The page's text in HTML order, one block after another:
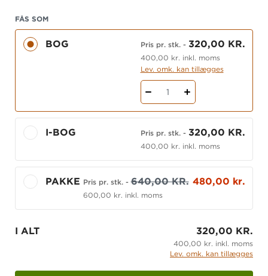
planlægge aktiviteter, håndtere konflikter og
dokumentere dit arbejde og at samarbejde med
kolleger og forældre.
Når du fortsætter på hovedforløbet, bygger du
videre på indholdet fra denne bog.
FÅS SOM
BOG Pris pr. stk.- 320,00 KR.
400,00 kr. inkl. moms
Lev. omk. kan tillægges
1
I-BOG Pris pr. stk.- 320,00 KR.
400,00 kr. inkl. moms
PAKKE Pris pr. stk.-640,00 KR. 480,00 kr.
600,00 kr. inkl. moms
I ALT 320,00 KR.
400,00 kr. inkl. moms
Lev. omk. kan tillægges